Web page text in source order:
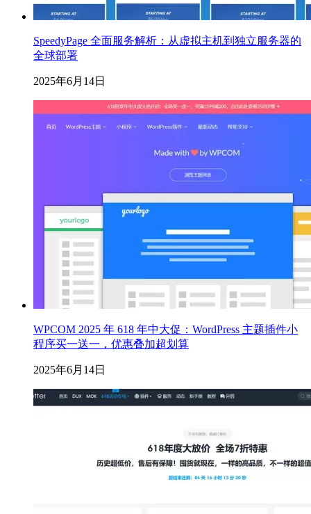
SpeedyPage 全面服务解析：从虚拟主机到独立服务器的
全球部署
2025年6月14日
WPCOM 2025 年 618 年中大促：WordPress 主题插件小
程序买一送一，优惠叠加超划算
2025年6月14日